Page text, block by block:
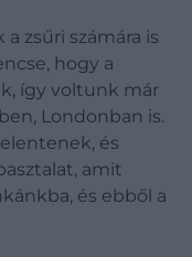
zsűri számára is
hogy a
így voltunk már
Londonban is.
és
amit
és ebből a